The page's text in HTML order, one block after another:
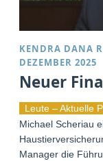
KENDRA DANA
DEZEMBER 2025
Neuer
Leute – Aktuelle
Michael Scheriau
Manager die